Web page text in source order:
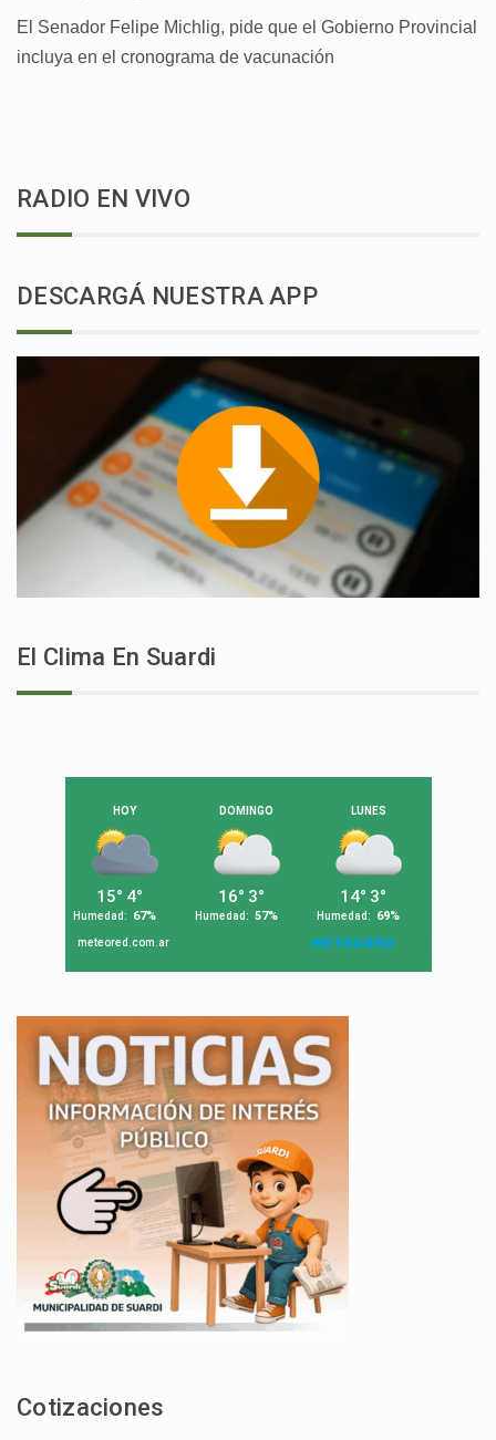
El Senador Felipe Michlig, pide que el Gobierno Provincial
incluya en el cronograma de vacunación
RADIO EN VIVO
DESCARGÁ NUESTRA APP
El Clima En Suardi
Cotizaciones